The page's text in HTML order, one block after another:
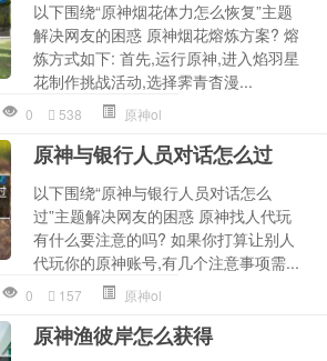
以下围绕“原神烟花体力怎么恢复”主题
解决网友的困惑 原神烟花熔炼方案? 熔
炼方式如下: 首先,运行原神,进入焰羽星
花制作挑战活动,选择霁青杳漫...
0 538 原神ol
原神与银行人员对话怎么过
以下围绕“原神与银行人员对话怎么
过”主题解决网友的困惑 原神找人代玩
有什么要注意的吗? 如果你打算让别人
代玩你的原神账号,有几个注意事项需...
0 157 原神ol
原神渔彼岸怎么获得